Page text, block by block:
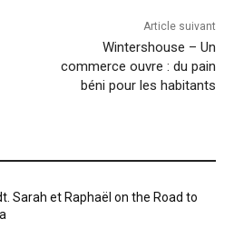
Article suivant
Wintershouse – Un
commerce ouvre : du pain
béni pour les habitants
Sarah et Raphaël on the Road to